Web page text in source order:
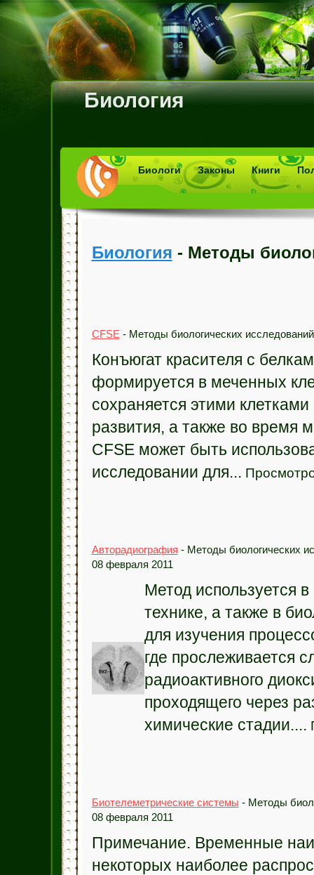
Биология
Биологи Законы Книги
Биология - Методы
CFSE - Методы биологических
Конъюгат красителя с
формируется в меченных
сохраняется этими клетками
развития, а также во время
CFSE может быть
исследовании для...
Авторадиография - Методы биологических
08 февраля 2011
Метод используется
технике, а также в
для изучения
где прослеживается
радиоактивного
проходящего через
химические стадии....
Биотелеметрические системы - Методы
08 февраля 2011
Примечание. Временные
некоторых наиболее